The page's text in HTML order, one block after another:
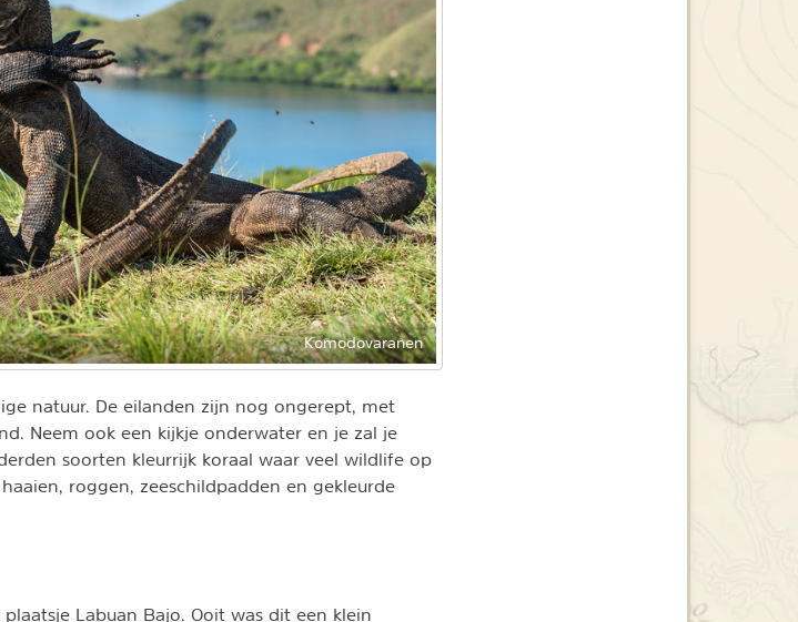
Komodovaranen
natuur. De eilanden zijn nog ongerept, met
Neem ook een kijkje onderwater en je zal je
soorten kleurrijk koraal waar veel wildlife op
roggen, zeeschildpadden en gekleurde
Labuan Bajo. Ooit was dit een klein